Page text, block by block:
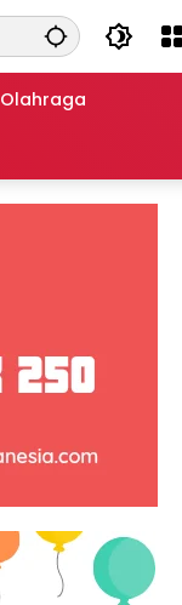
Olahraga